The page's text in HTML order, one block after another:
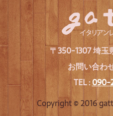
〒350-1307 埼
お問い合わ
TEL :090-
Copyright © 2016